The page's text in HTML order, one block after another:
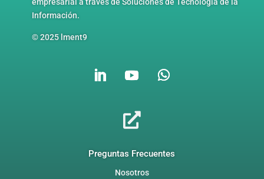
Información.
© 2025 lment9

Preguntas Frecuentes
Nosotros